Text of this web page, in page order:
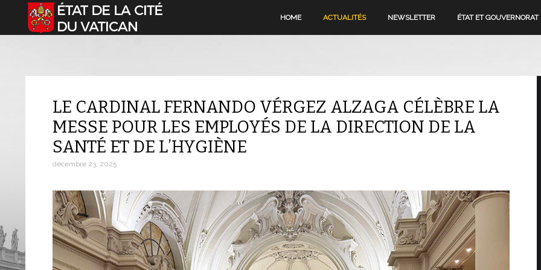
Sélectionnez votre langue HOME ACTUALITÉS NEWSLETTER ÉTAT ET GOUVERNORAT
LE CARDINAL FERNANDO VÉRGEZ ALZAGA CÉLÈBRE LA
MESSE POUR LES EMPLOYÉS DE LA DIRECTION DE LA
SANTÉ ET DE L’HYGIÈNE
décembre 23, 2025